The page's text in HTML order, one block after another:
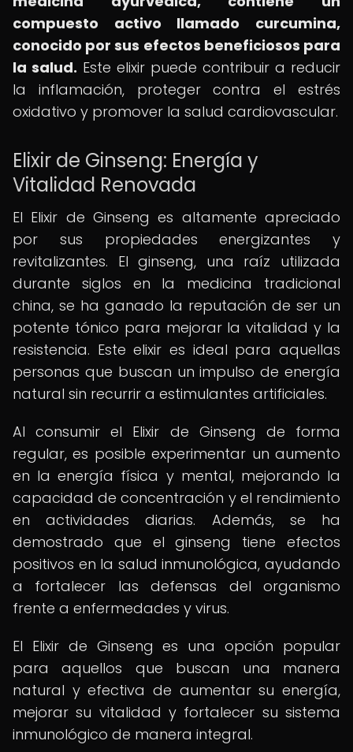
compuesto activo llamado curcumina,
conocido por sus efectos beneficiosos para
la salud. Este elixir puede contribuir a reducir
la inflamación, proteger contra el estrés
oxidativo y promover la salud cardiovascular.
Elixir de Ginseng: Energía y
Vitalidad Renovada
El Elixir de Ginseng es altamente apreciado
por sus propiedades energizantes y
revitalizantes. El ginseng, una raíz utilizada
durante siglos en la medicina tradicional
china, se ha ganado la reputación de ser un
potente tónico para mejorar la vitalidad y la
resistencia. Este elixir es ideal para aquellas
personas que buscan un impulso de energía
natural sin recurrir a estimulantes artificiales.
Al consumir el Elixir de Ginseng de forma
regular, es posible experimentar un aumento
en la energía física y mental, mejorando la
capacidad de concentración y el rendimiento
en actividades diarias. Además, se ha
demostrado que el ginseng tiene efectos
positivos en la salud inmunológica, ayudando
a fortalecer las defensas del organismo
frente a enfermedades y virus.
El Elixir de Ginseng es una opción popular
para aquellos que buscan una manera
natural y efectiva de aumentar su energía,
mejorar su vitalidad y fortalecer su sistema
inmunológico de manera integral.